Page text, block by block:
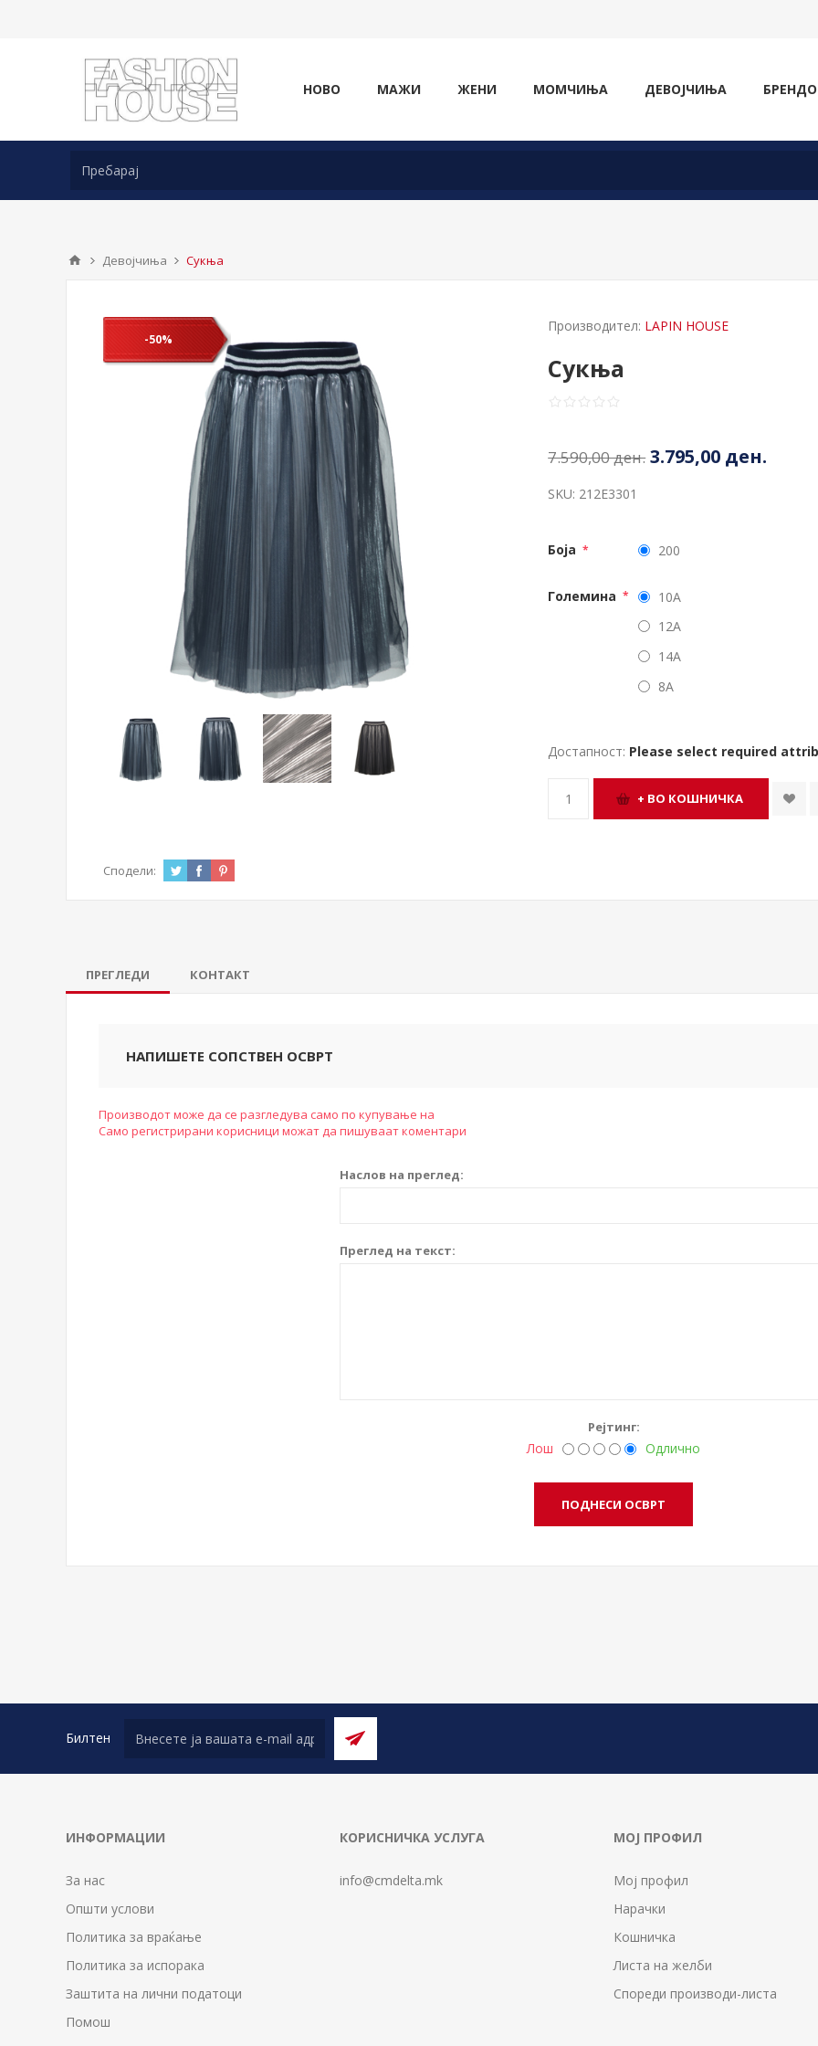
НОВО МАЖИ ЖЕНИ МОМЧИЊА ДЕВОЈЧИЊА
Девојчиња Сукња
-50%
Производител: LAPIN HOUSE
Сукња
7.590,00 ден. 3.795,00 ден.
SKU: 212E3301
Боја * 200
Големина *
10A
12A
14A
8A
Достапност: Please select required
Сподели:
ПРЕГЛЕДИ КОНТАКТ
НАПИШЕТЕ СОПСТВЕН ОСВРТ
Производот може да се разгледува само по купување на
Само регистрирани корисници можат да пишуваат коментари
Наслов на преглед:
Преглед на текст:
Рејтинг:
Лош Одлично
Билтен
ИНФОРМАЦИИ
За нас
Општи услови
Политика за враќање
Политика за испорака
Заштита на лични податоци
Помош
КОРИСНИЧКА УСЛУГА
info@cmdelta.mk
МОЈ ПРОФИЛ
Мој профил
Нарачки
Кошничка
Листа на желби
Спореди производи-листа